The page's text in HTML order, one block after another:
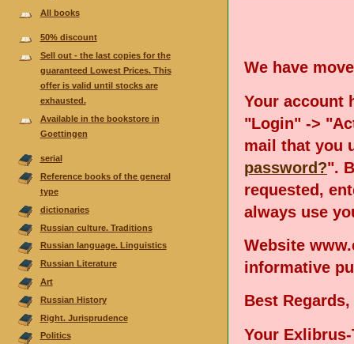
All books
50% discount
Sell out - the last copies for the
guaranteed Lowest Prices. This
offer is valid until stocks are
exhausted.
Available in the bookstore in
Goettingen
serial
Reference books of the general
type
dictionaries
Russian culture. Traditions
Russian language. Linguistics
Russian Literature
Аrt
Russian History
Right. Jurisprudence
Politics
We have
Your account
"Login" ->
mail that you
password?".
requested,
always use
Website
informative
Best Regards,
Your Exlibrus-